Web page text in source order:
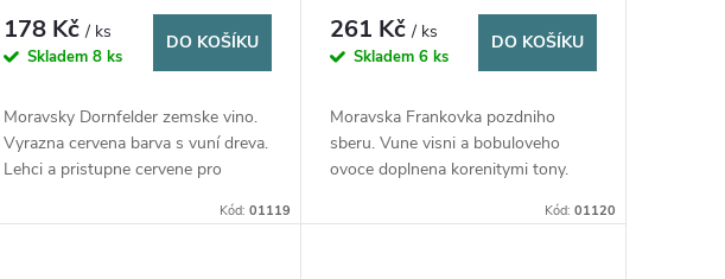
178 Kč/ ks
Skladem8 ks
DO KOŠÍKU
Moravsky Dornfelder zemske vino.
Vyrazna cervena barva s vuní dreva.
Lehci a pristupne cervene pro
Kód: 01119
261 Kč/ ks
Skladem 6 ks
DO KOŠÍKU
Moravska Frankovka pozdniho
sberu. Vune visni a bobuloveho
ovoce doplnena korenitymi tony.
Kód: 01120